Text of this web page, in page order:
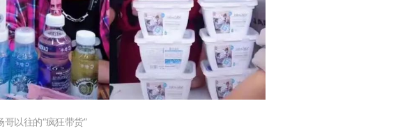
哥以往的“疯狂带货”